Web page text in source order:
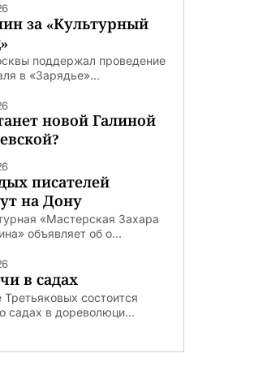
за «Культурный
поддержал проведение
в «Зарядье»...
новой Галиной
писателей
на Дону
«Мастерская Захара
объявляет об о...
в садах
Третьяковых состоится
садах в дореволюци...